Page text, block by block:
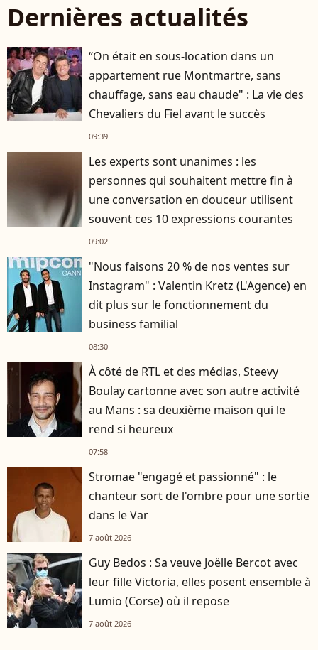
Dernières actualités
“On était en sous-location dans un
appartement rue Montmartre, sans
chauffage, sans eau chaude" : La vie des
Chevaliers du Fiel avant le succès
09:39
Les experts sont unanimes : les
personnes qui souhaitent mettre fin à
une conversation en douceur utilisent
souvent ces 10 expressions courantes
09:02
"Nous faisons 20 % de nos ventes sur
Instagram" : Valentin Kretz (L'Agence) en
dit plus sur le fonctionnement du
business familial
08:30
À côté de RTL et des médias, Steevy
Boulay cartonne avec son autre activité
au Mans : sa deuxième maison qui le
rend si heureux
07:58
Stromae "engagé et passionné" : le
chanteur sort de l'ombre pour une sortie
dans le Var
7 août 2026
Guy Bedos : Sa veuve Joëlle Bercot avec
leur fille Victoria, elles posent ensemble à
Lumio (Corse) où il repose
7 août 2026